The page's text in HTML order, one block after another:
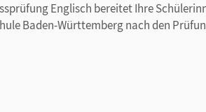
Englisch bereitet Ihre
Baden-Württemberg nach den
für alle abgeprüften Fertigkeiten